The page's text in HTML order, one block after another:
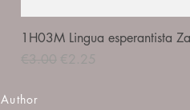
1H03M Lingua esperantista
Author